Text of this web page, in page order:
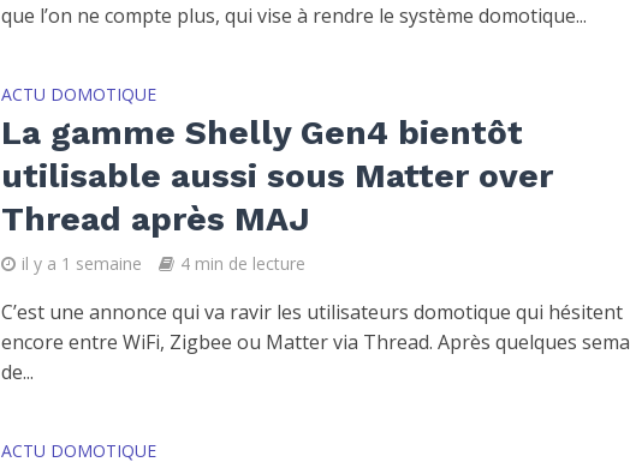
que l’on ne compte plus, qui vise à rendre le système domotique...
ACTU DOMOTIQUE
La gamme Shelly Gen4 bientôt
utilisable aussi sous Matter over
Thread après MAJ
il y a 1 semaine 4 min de lecture
C’est une annonce qui va ravir les utilisateurs domotique qui hésitent
encore entre WiFi, Zigbee ou Matter via Thread. Après quelques
de...
ACTU DOMOTIQUE